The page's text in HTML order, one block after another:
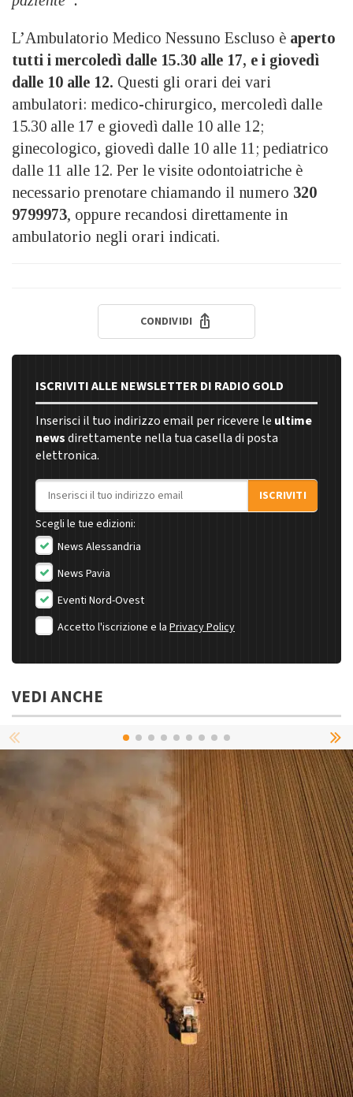
L’Ambulatorio Medico Nessuno Escluso è aperto
tutti i mercoledì dalle 15.30 alle 17, e i giovedì
dalle 10 alle 12. Questi gli orari dei vari
ambulatori: medico-chirurgico, mercoledì dalle
15.30 alle 17 e giovedì dalle 10 alle 12;
ginecologico, giovedì dalle 10 alle 11; pediatrico
dalle 11 alle 12. Per le visite odontoiatriche è
necessario prenotare chiamando il numero 320
9799973, oppure recandosi direttamente in
ambulatorio negli orari indicati.
CONDIVIDI
ISCRIVITI ALLE NEWSLETTER DI RADIO GOLD
Inserisci il tuo indirizzo email per ricevere le ultime
newsdirettamente nella tua casella di posta
elettronica.
Indirizzo email
ISCRIVITI
Scegli le tue edizioni:
News Alessandria
News Pavia
Eventi Nord-Ovest
Accetto l'iscrizione e la Privacy Policy
VEDI ANCHE